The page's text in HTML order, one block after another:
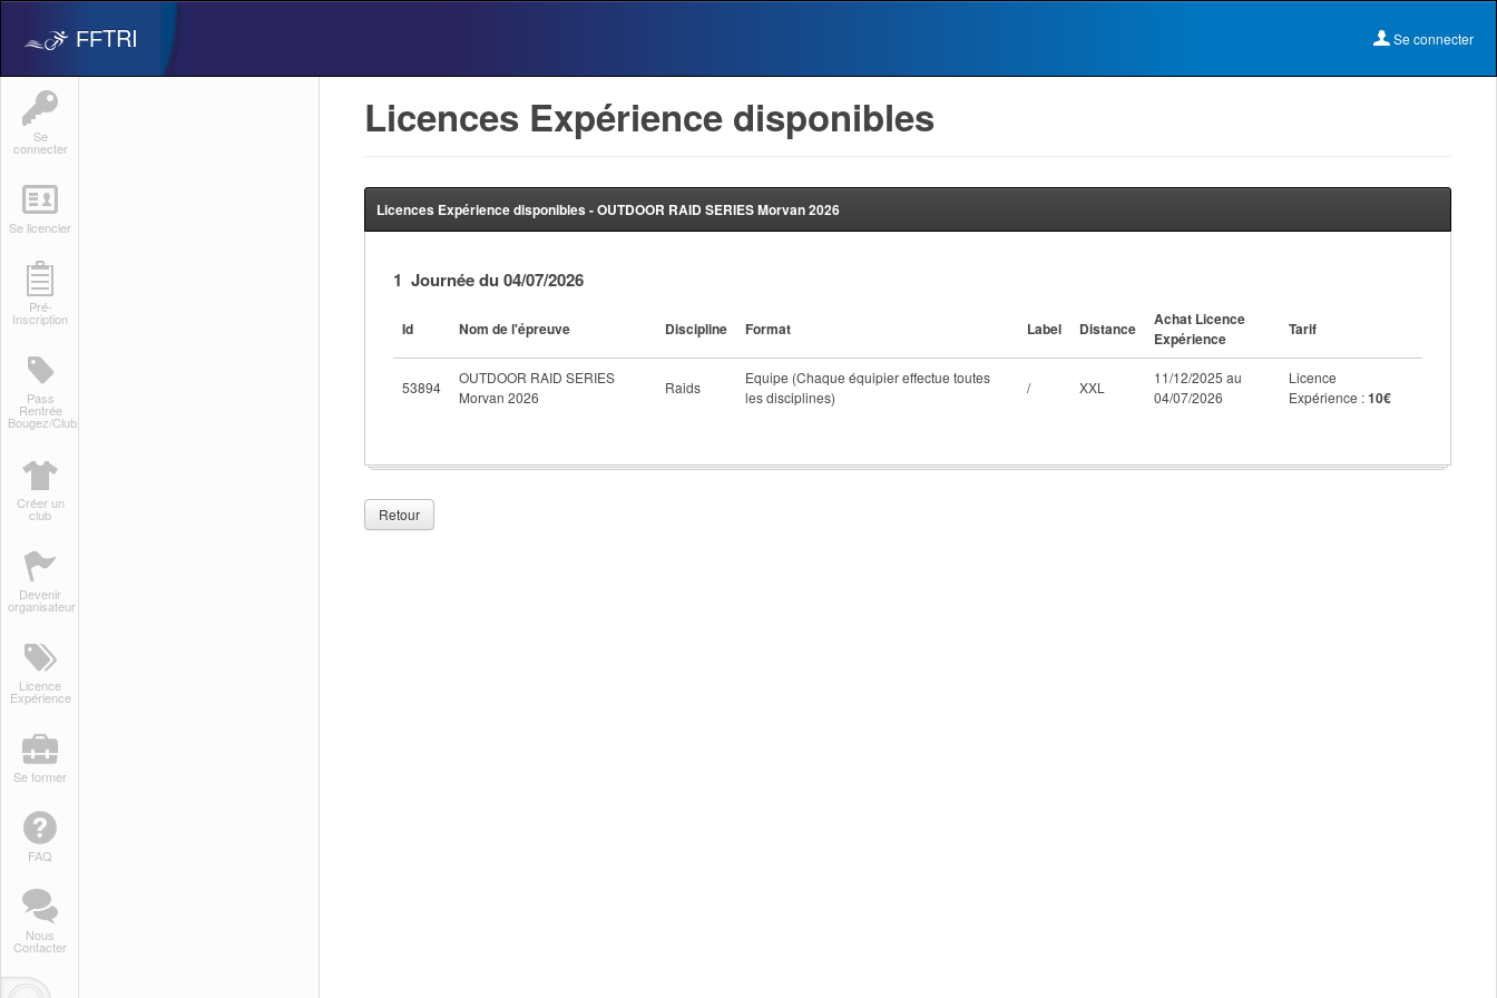
FFTRI Se connecter
Se
connecter
Se licencier
Pré-
Inscription
Pass
Rentrée
Bougez/Club
Créer un
club
Devenir
organisateur
Licence
Expérience
Se former
FAQ
Nous
Contacter
Licences Expérience disponibles
Licences Expérience disponibles - OUTDOOR RAID SERIES Morvan 2026
1 Journée du 04/07/2026
Id Nom de l'épreuve Discipline Format Label Distance
Achat Licence
Expérience
Tarif
53894
OUTDOOR RAID SERIES
Morvan 2026
Raids
Equipe (Chaque équipier effectue toutes
les disciplines)
/ XXL
11/12/2025 au
04/07/2026
Licence
Expérience :10€
Retour